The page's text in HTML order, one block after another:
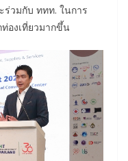
ร่วมกับ ททท. ในการ
องเที่ยวมากขึ้น